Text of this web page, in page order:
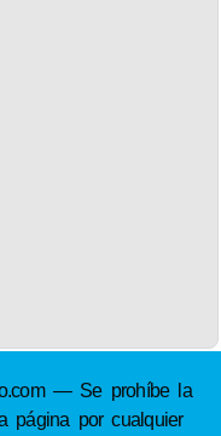
— Se prohíbe la
página por cualquier